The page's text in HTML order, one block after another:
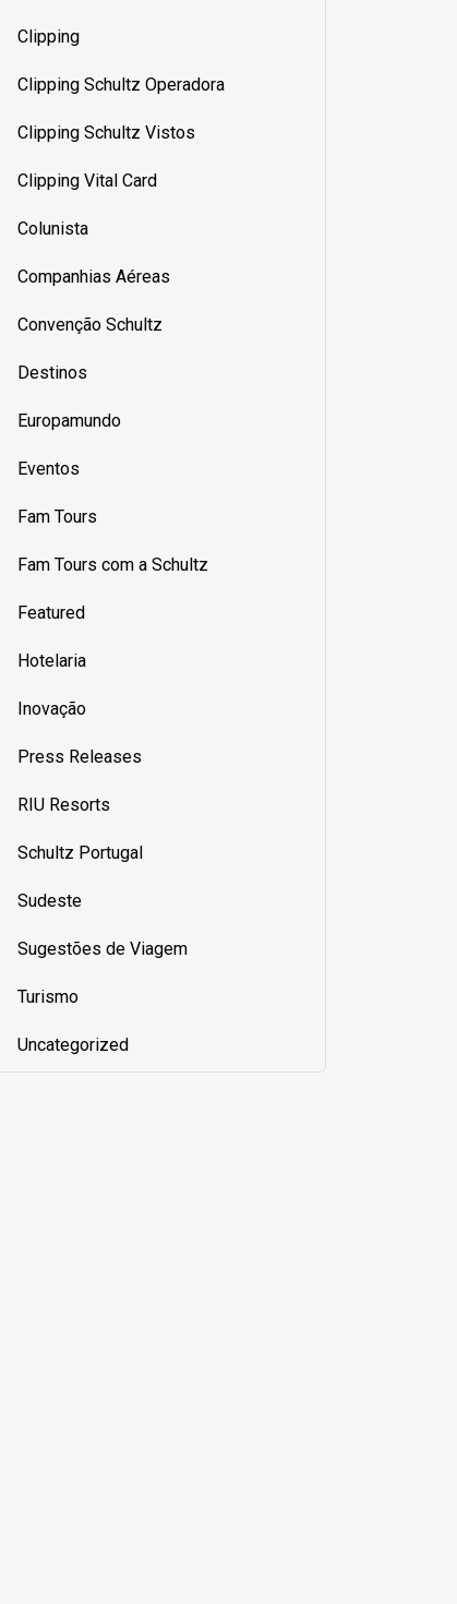
Clipping
Clipping Schultz Operadora
Clipping Schultz Vistos
Clipping Vital Card
Colunista
Companhias Aéreas
Convenção Schultz
Destinos
Europamundo
Eventos
Fam Tours
Fam Tours com a Schultz
Featured
Hotelaria
Inovação
Press Releases
RIU Resorts
Schultz Portugal
Sudeste
Sugestões de Viagem
Turismo
Uncategorized